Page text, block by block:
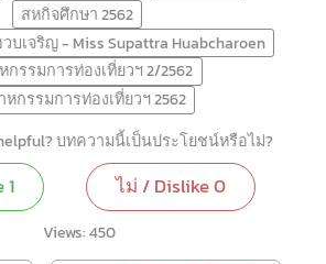
สหกิจศึกษา 2562
บเจริญ - Miss Supattra Huabcharoen
กรรมการท่องเที่ยวฯ 2/2562
กรรมการท่องเที่ยวฯ 2562
บทความนี้เป็นประโยชน์หรือไม่?
1 ไม่ / Dislike0
Views:450